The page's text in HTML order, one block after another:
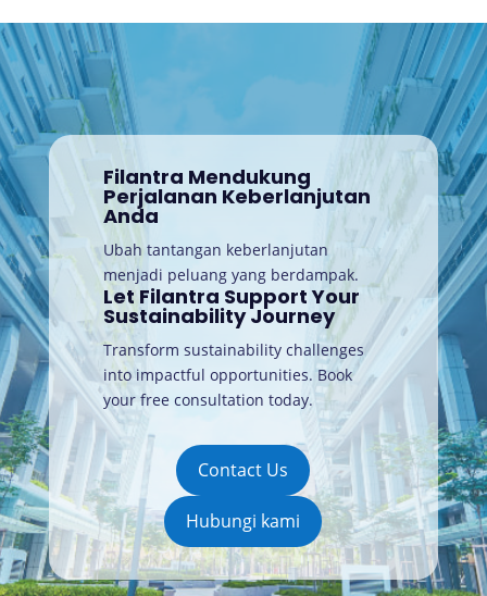
Filantra Mendukung
Perjalanan Keberlanjutan
Anda
Ubah tantangan keberlanjutan
menjadi peluang yang berdampak.
Let Filantra Support Your
Sustainability Journey
Transform sustainability challenges
into impactful opportunities. Book
your free consultation today.
Contact Us
Hubungi kami